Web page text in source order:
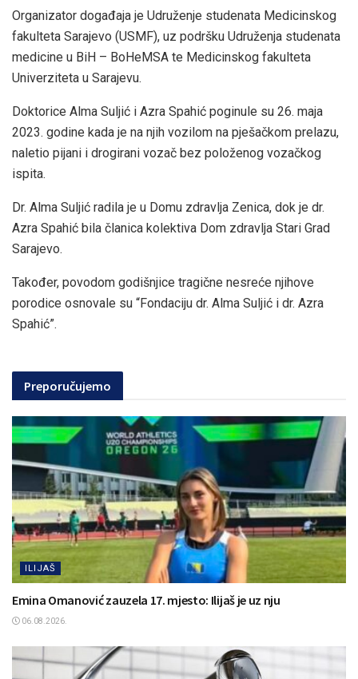
Organizator događaja je Udruženje studenata Medicinskog
fakulteta Sarajevo (USMF), uz podršku Udruženja studenata
medicine u BiH – BoHeMSA te Medicinskog fakulteta
Univerziteta u Sarajevu.
Doktorice Alma Suljić i Azra Spahić poginule su 26. maja
2023. godine kada je na njih vozilom na pješačkom prelazu,
naletio pijani i drogirani vozač bez položenog vozačkog
ispita.
Dr. Alma Suljić radila je u Domu zdravlja Zenica, dok je dr.
Azra Spahić bila članica kolektiva Dom zdravlja Stari Grad
Sarajevo.
Također, povodom godišnjice tragične nesreće njihove
porodice osnovale su “Fondaciju dr. Alma Suljić i dr. Azra
Spahić”.
Preporučujemo
ILIJAŠ
Emina Omanović zauzela 17. mjesto: Ilijaš je uz nju
06.08.2026.